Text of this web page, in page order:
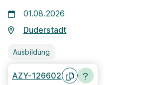
Freie Stellen finden
01.08.2026
Duderstadt
Ausbildung
AZY-126602